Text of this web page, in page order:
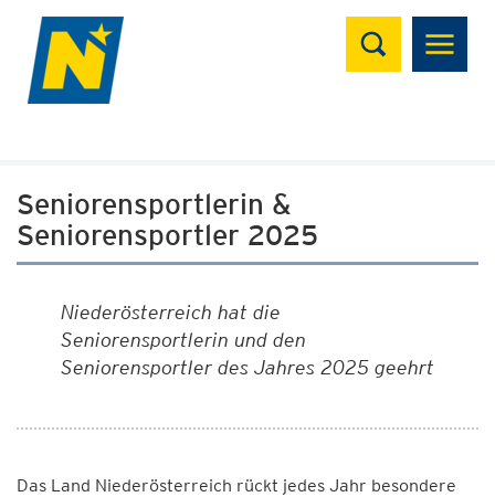
Suchen
Seniorensportlerin &
Seniorensportler 2025
Niederösterreich hat die
Seniorensportlerin und den
Seniorensportler des Jahres 2025 geehrt
Das Land Niederösterreich rückt jedes Jahr besondere